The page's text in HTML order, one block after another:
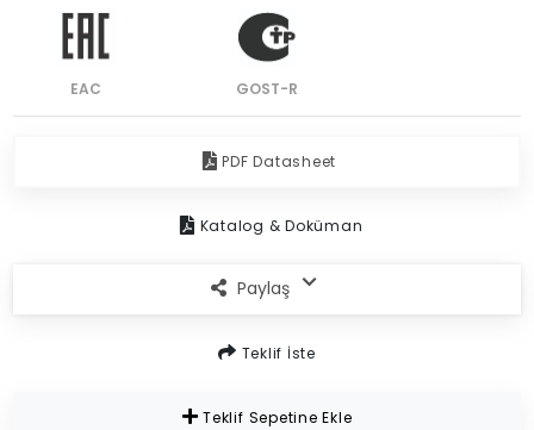
EAC GOST-R
PDF Datasheet
Katalog & Doküman
Paylaş
Teklif İste
Teklif Sepetine Ekle